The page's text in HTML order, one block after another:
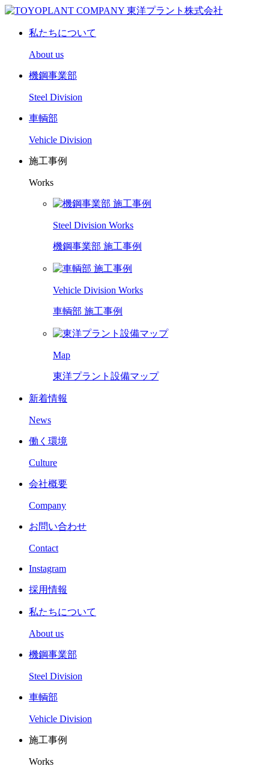
私たちについて
About us
機鋼事業部
Steel Division
車輌部
Vehicle Division
施工事例
Works
Steel Division Works
機鋼事業部 施工事例
Vehicle Division Works
車輌部 施工事例
Map
東洋プラント設備マップ
新着情報
News
働く環境
Culture
会社概要
Company
お問い合わせ
Contact
Instagram
採用情報
私たちについて
About us
機鋼事業部
Steel Division
車輌部
Vehicle Division
施工事例
Works